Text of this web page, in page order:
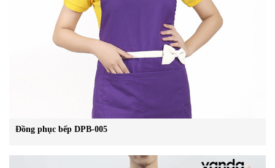
Đồng phục bếp DPB-005